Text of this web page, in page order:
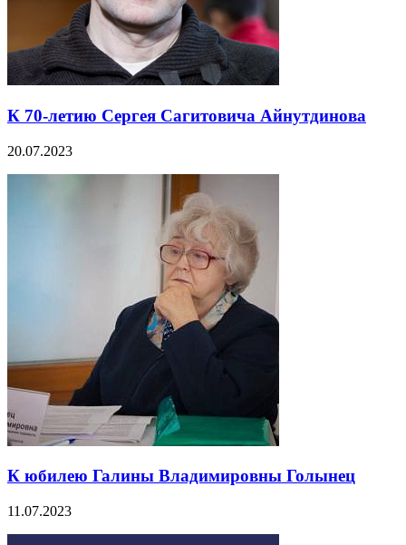
К 70-летию Сергея Сагитовича Айнутдинова
20.07.2023
К юбилею Галины Владимировны Голынец
11.07.2023